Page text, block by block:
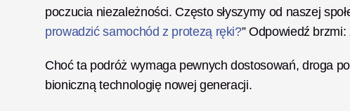
poczucia niezależności. Często słyszymy od naszej
prowadzić samochód z protezą ręki?” Odpowiedź
Choć ta podróż wymaga pewnych dostosowań, droga
bioniczną technologię nowej generacji.